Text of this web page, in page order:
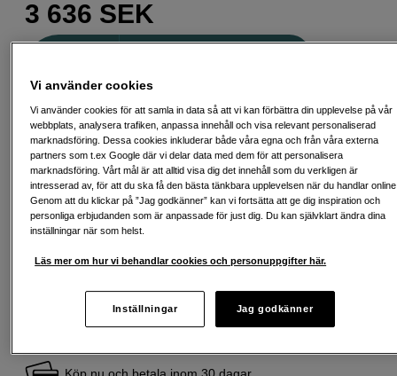
3 636 SEK
Delbetala från 137 SEK/mån via
Exempel: 48 mån, 137 SEK/mån, totalt 7 155 SEK, effektiv ränta 10,45 %
Startavgift 579 SEK, aviavgift 45 SEK/mån tillkommer
Att låna kostar pengar! Om du inte kan betala tillbaka skulden i tid
riskerar du en betalningsanmärkning. Det kan leda till svårigheter att få hyra
och skuldrådgivningen i din kommun. Kontaktuppgifter finns på
Köp nu och betala inom 30 dagar
Vi använder cookies
Vi använder cookies för att samla in data så att vi kan förbättra din upplevelse på vår
webbplats, analysera trafiken, anpassa innehåll och visa relevant personaliserad
marknadsföring. Dessa cookies inkluderar både våra egna och från våra externa
partners som t.ex Google där vi delar data med dem för att personalisera
marknadsföring. Vårt mål är att alltid visa dig det innehåll som du verkligen är
intresserad av, för att du ska få den bästa tänkbara upplevelsen när du handlar
Genom att du klickar på ”Jag godkänner” kan vi fortsätta att ge dig inspiration och
personliga erbjudanden som är anpassade för just dig. Du kan självklart ändra dina
inställningar när som helst.
Läs mer om hur vi behandlar cookies och personuppgifter här.
Inställningar Jag godkänner